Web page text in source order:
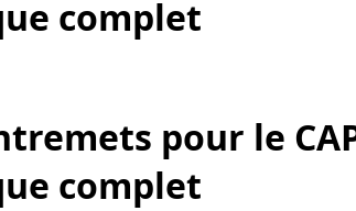
complet
pour le
complet